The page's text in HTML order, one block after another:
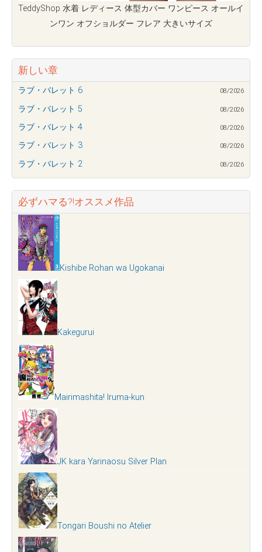
TeddyShop 水着 レディース 体型カバー ワンピース オールイ
ンワン オフショルダー フレア 大きいサイズ
新しい章
ラブ・バレット 6 08/2026
ラブ・バレット 5 08/2026
ラブ・バレット 4 08/2026
ラブ・バレット 3 08/2026
ラブ・バレット 2 08/2026
必ずハマる?!オススメ作品
Kishibe Rohan wa Ugokanai
Kakegurui
Mairimashita! Iruma-kun
JK kara Yarinaosu Silver Plan
Tongari Boushi no Atelier